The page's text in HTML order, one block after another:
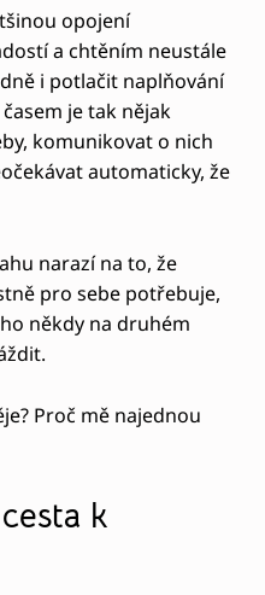
opojení
a chtěním neustále
i potlačit naplňování
je tak nějak
komunikovat o nich
automaticky, že
narazí na to, že
pro sebe potřebuje,
někdy na druhém
Proč mě najednou
k